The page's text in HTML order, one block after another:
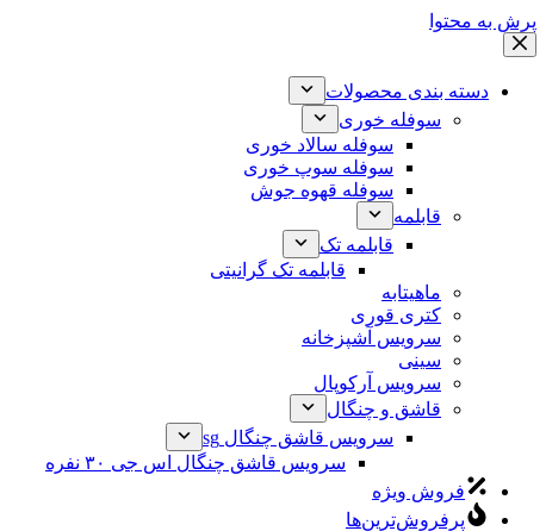
پرش به محتوا
دسته بندی محصولات
سوفله خوری
سوفله سالاد خوری
سوفله سوپ خوری
سوفله قهوه جوش
قابلمه
قابلمه تک
قابلمه تک گرانیتی
ماهیتابه
کتری قوری
سرویس آشپزخانه
سینی
سرویس آرکوپال
قاشق و چنگال
سرویس قاشق چنگال sg
سرویس قاشق چنگال اس جی ۳۰ نفره
فروش ویژه
پرفروش‌ترین‌ها